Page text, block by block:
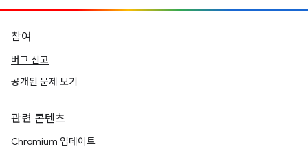
참여
버그 신고
공개된 문제 보기
관련 콘텐츠
Chromium 업데이트